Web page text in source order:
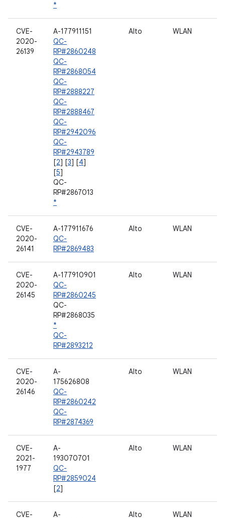
*
CVE-
2020-
26139
A-177911151
QC-
RP#2860248
QC-
RP#2868054
QC-
RP#2888227
QC-
RP#2888467
QC-
RP#2942096
QC-
RP#2943789
[2] [3] [4]
[5]
QC-
RP#2867013
*
Alto WLAN
CVE-
2020-
26141
A-177911676
QC-
RP#2869483
Alto WLAN
CVE-
2020-
26145
A-177910901
QC-
RP#2860245
QC-
RP#2868035
*
QC-
RP#2893212
Alto WLAN
CVE-
2020-
26146
A-
175626808
QC-
RP#2860242
QC-
RP#2874369
Alto WLAN
CVE-
2021-
1977
A-
193070701
QC-
RP#2859024
[2]
Alto WLAN
CVE-
A-
Alto WLAN